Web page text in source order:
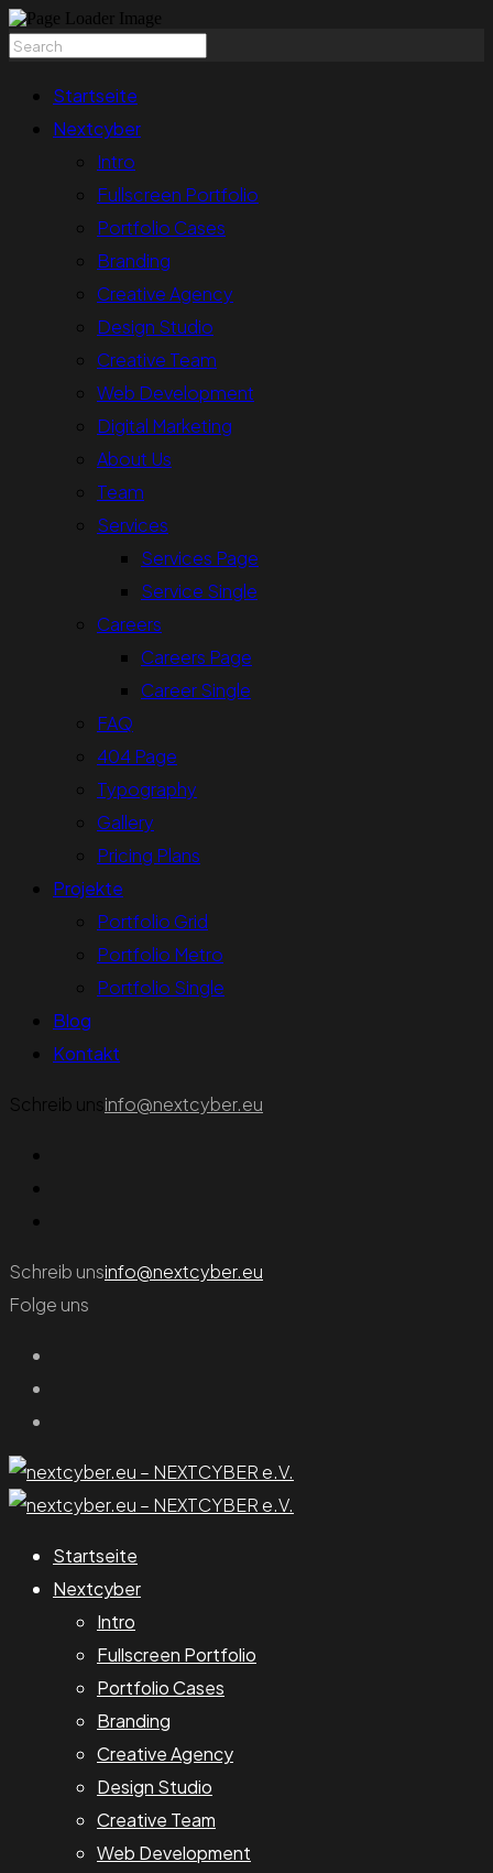
Startseite
Nextcyber
Intro
Fullscreen Portfolio
Portfolio Cases
Branding
Creative Agency
Design Studio
Creative Team
Web Development
Digital Marketing
About Us
Team
Services
Services Page
Service Single
Careers
Careers Page
Career Single
FAQ
404 Page
Typography
Gallery
Pricing Plans
Projekte
Portfolio Grid
Portfolio Metro
Portfolio Single
Blog
Kontakt
Schreib unsinfo@nextcyber.eu
Schreib unsinfo@nextcyber.eu
Folge uns
Startseite
Nextcyber
Intro
Fullscreen Portfolio
Portfolio Cases
Branding
Creative Agency
Design Studio
Creative Team
Web Development